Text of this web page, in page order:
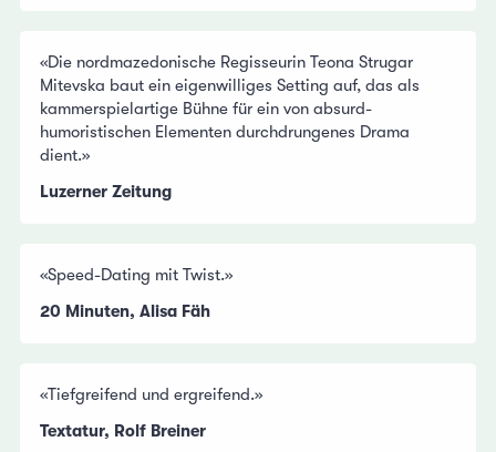
«Die nordmazedonische Regisseurin Teona Strugar
Mitevska baut ein eigenwilliges Setting auf, das als
kammerspielartige Bühne für ein von absurd-
humoristischen Elementen durchdrungenes Drama
dient.»
Luzerner Zeitung
«Speed-Dating mit Twist.»
20 Minuten, Alisa Fäh
«Tiefgreifend und ergreifend.»
Textatur, Rolf Breiner